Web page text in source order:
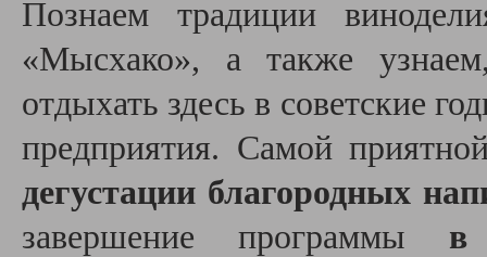
Познаем традиции
«Мысхако», а также
отдыхать здесь в советские
предприятия. Самой
дегустации благородных
завершение программы в